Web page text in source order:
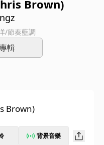
Brown)
/節奏藍調
輯
Brown)
背景音樂